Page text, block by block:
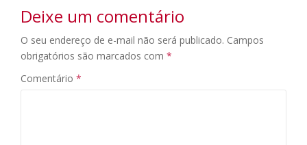
Deixe um comentário
O seu endereço de e-mail não será publicado. Campos
obrigatórios são marcados com *
Comentário *